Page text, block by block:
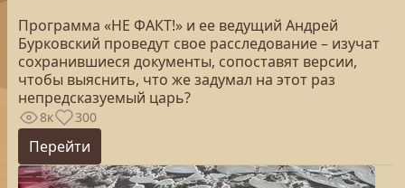
Программа «НЕ ФАКТ!» и ее ведущий Андрей
Бурковский проведут свое расследование – изучат
сохранившиеся документы, сопоставят версии,
чтобы выяснить, что же задумал на этот раз
непредсказуемый царь?
8к 300
Перейти